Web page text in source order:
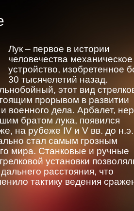
Лук – первое в истории
человечества механическое
устройство, изобретенное
30 тысячелетий назад.
этот вид
прорывом в развитии
военного дела. Арбалет,
братом лука, появился
на рубеже IV и V вв. до
стал самым грозным
мира. Станковые и ручные
установки
расстояния, что
тактику ведения